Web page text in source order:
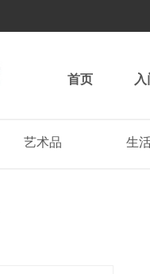
首页
艺术品 生